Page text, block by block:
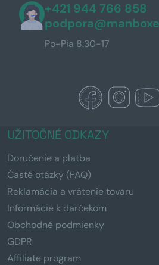
+421 944 766 858
Po-Pia 8:30-17
UŽITOČNÉ ODKAZY
Doručenie a platba
Časté otázky (FAQ)
Reklamácia a vrátenie tovaru
Informácie k darčekom
Obchodné podmienky
GDPR
Affiliate program